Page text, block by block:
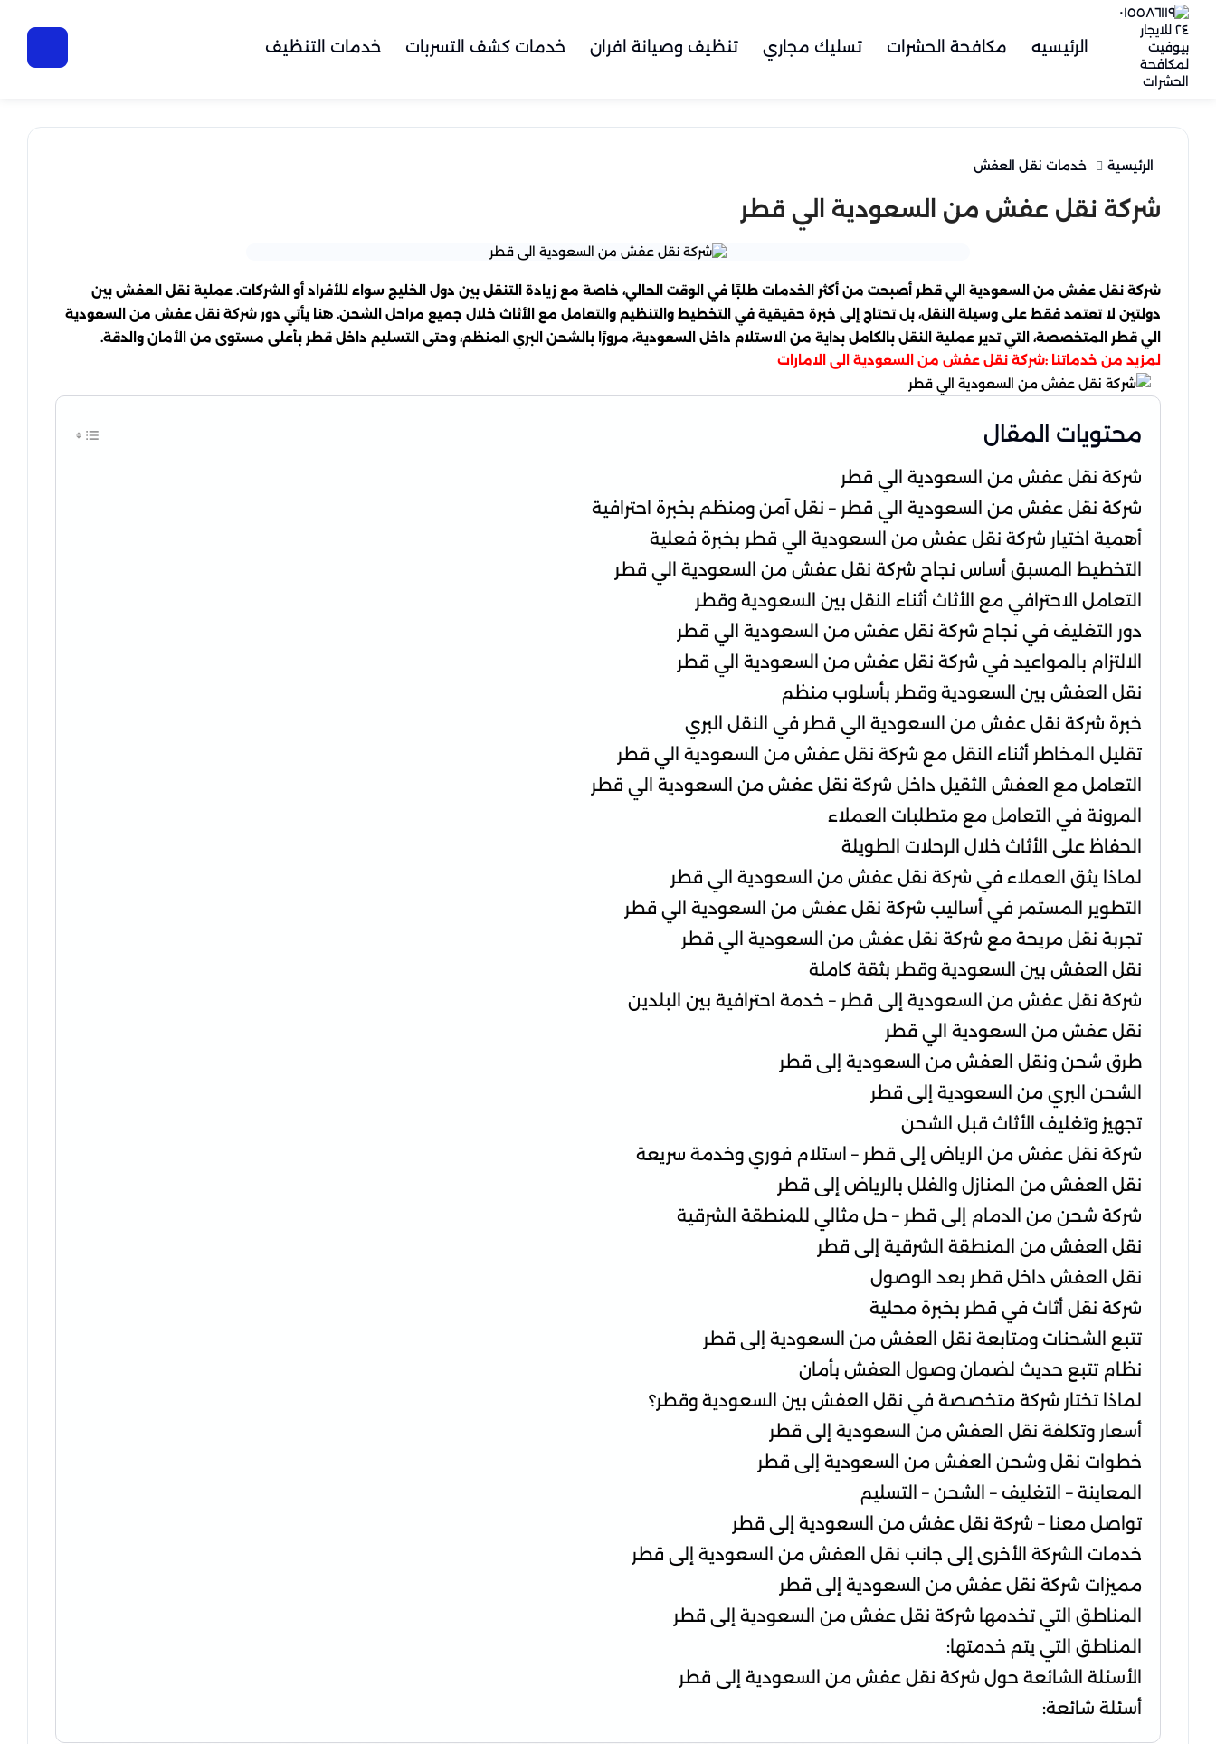
الرئيسيه مكافحة الحشرات تسليك مجاري تنظيف وصيانة افران خدمات كشف التسربات خدمات التنظيف
الرئيسية خدمات نقل العفش
شركة نقل عفش من السعودية الي قطر
شركة نقل عفش من السعودية الي قطر أصبحت من أكثر الخدمات طلبًا في الوقت الحالي، خاصة مع زيادة التنقل بين دول الخليج سواء للأفراد أو الشركات. عملية نقل العفش بين
دولتين لا تعتمد فقط على وسيلة النقل، بل تحتاج إلى خبرة حقيقية في التخطيط والتنظيم والتعامل مع الأثاث خلال جميع مراحل الشحن. هنا يأتي دور شركة نقل عفش من السعودية
الي قطر المتخصصة، التي تدير عملية النقل بالكامل بداية من الاستلام داخل السعودية، مرورًا بالشحن البري المنظم، وحتى التسليم داخل قطر بأعلى مستوى من الأمان والدقة.
لمزيد من خدماتنا :شركة نقل عفش من السعودية الى الامارات
محتويات المقال
شركة نقل عفش من السعودية الي قطر
شركة نقل عفش من السعودية الي قطر – نقل آمن ومنظم بخبرة احترافية
أهمية اختيار شركة نقل عفش من السعودية الي قطر بخبرة فعلية
التخطيط المسبق أساس نجاح شركة نقل عفش من السعودية الي قطر
التعامل الاحترافي مع الأثاث أثناء النقل بين السعودية وقطر
دور التغليف في نجاح شركة نقل عفش من السعودية الي قطر
الالتزام بالمواعيد في شركة نقل عفش من السعودية الي قطر
نقل العفش بين السعودية وقطر بأسلوب منظم
خبرة شركة نقل عفش من السعودية الي قطر في النقل البري
تقليل المخاطر أثناء النقل مع شركة نقل عفش من السعودية الي قطر
التعامل مع العفش الثقيل داخل شركة نقل عفش من السعودية الي قطر
المرونة في التعامل مع متطلبات العملاء
الحفاظ على الأثاث خلال الرحلات الطويلة
لماذا يثق العملاء في شركة نقل عفش من السعودية الي قطر
التطوير المستمر في أساليب شركة نقل عفش من السعودية الي قطر
تجربة نقل مريحة مع شركة نقل عفش من السعودية الي قطر
نقل العفش بين السعودية وقطر بثقة كاملة
شركة نقل عفش من السعودية إلى قطر – خدمة احترافية بين البلدين
نقل عفش من السعودية الي قطر
طرق شحن ونقل العفش من السعودية إلى قطر
الشحن البري من السعودية إلى قطر
تجهيز وتغليف الأثاث قبل الشحن
شركة نقل عفش من الرياض إلى قطر – استلام فوري وخدمة سريعة
نقل العفش من المنازل والفلل بالرياض إلى قطر
شركة شحن من الدمام إلى قطر – حل مثالي للمنطقة الشرقية
نقل العفش من المنطقة الشرقية إلى قطر
نقل العفش داخل قطر بعد الوصول
شركة نقل أثاث في قطر بخبرة محلية
تتبع الشحنات ومتابعة نقل العفش من السعودية إلى قطر
نظام تتبع حديث لضمان وصول العفش بأمان
لماذا تختار شركة متخصصة في نقل العفش بين السعودية وقطر؟
أسعار وتكلفة نقل العفش من السعودية إلى قطر
خطوات نقل وشحن العفش من السعودية إلى قطر
المعاينة – التغليف – الشحن – التسليم
تواصل معنا – شركة نقل عفش من السعودية إلى قطر
خدمات الشركة الأخرى إلى جانب نقل العفش من السعودية إلى قطر
مميزات شركة نقل عفش من السعودية إلى قطر
المناطق التي تخدمها شركة نقل عفش من السعودية إلى قطر
المناطق التي يتم خدمتها:
الأسئلة الشائعة حول شركة نقل عفش من السعودية إلى قطر
أسئلة شائعة: